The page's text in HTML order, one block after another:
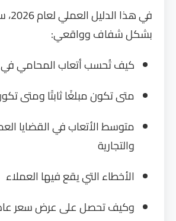
في
بشكل شفاف وواقعي:
كيف تُحسب أتعاب المحامي في
متى تكون مبلغًا ثابتًا ومتى
متوسط الأتعاب في القضايا
والتجارية
الأخطاء التي يقع فيها العملاء
وكيف تحصل على عرض سعر